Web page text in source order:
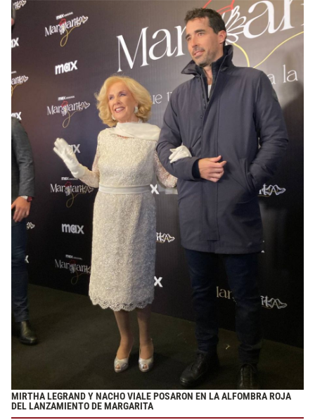
MIRTHA LEGRAND Y NACHO VIALE POSARON EN LA ALFOMBRA ROJA
DEL LANZAMIENTO DE MARGARITA